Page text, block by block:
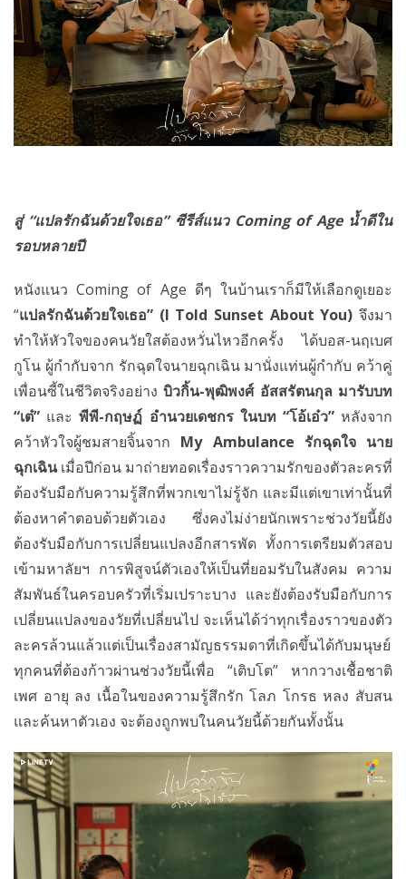
สู่ “แปลรักฉันด้วยใจเธอ” ซีรีส์แนวComing of Age น้ำดีใน
รอบหลายปี
หนังแนว Coming of Age ดีๆ ในบ้านเราก็มีให้เลือกดูเยอะ
“แปลรักฉันด้วยใจเธอ” (I Told Sunset About You) จึงมา
ทำให้หัวใจของคนวัยใสต้องหวั่นไหวอีกครั้ง ได้บอส-นฤเบศ
กูโน ผู้กำกับจาก รักฉุดใจนายฉุกเฉิน มานั่งแท่นผู้กำกับ คว้าคู่
เพื่อนซี้ในชีวิตจริงอย่างบิวกิ้น-พุฒิพงศ์ อัสสรัตนกุล มารับบท
“เต๋” และพีพี-กฤษฏ์ อำนวยเดชกร ในบท “โอ้เอ๋ว”หลังจาก
คว้าหัวใจผู้ชมสายจิ้นจาก My Ambulance รักฉุดใจ นาย
ฉุกเฉินเมื่อปีก่อน มาถ่ายทอดเรื่องราวความรักของตัวละครที่
ต้องรับมือกับความรู้สึกที่พวกเขาไม่รู้จัก และมีแต่เขาเท่านั้นที่
ต้องหาคำตอบด้วยตัวเอง ซึ่งคงไม่ง่ายนักเพราะช่วงวัยนี้ยัง
ต้องรับมือกับการเปลี่ยนแปลงอีกสารพัด ทั้งการเตรียมตัวสอบ
เข้ามหาลัยฯ การพิสูจน์ตัวเองให้เป็นที่ยอมรับในสังคม ความ
สัมพันธ์ในครอบครัวที่เริ่มเปราะบาง และยังต้องรับมือกับการ
เปลี่ยนแปลงของวัยที่เปลี่ยนไป จะเห็นได้ว่าทุกเรื่องราวของตัว
ละครล้วนแล้วแต่เป็นเรื่องสามัญธรรมดาที่เกิดขึ้นได้กับมนุษย์
ทุกคนที่ต้องก้าวผ่านช่วงวัยนี้เพื่อ “เติบโต” หากวางเชื้อชาติ
เพศ อายุ ลง เนื้อในของความรู้สึกรัก โลภ โกรธ หลง สับสน
และค้นหาตัวเอง จะต้องถูกพบในคนวัยนี้ด้วยกันทั้งนั้น